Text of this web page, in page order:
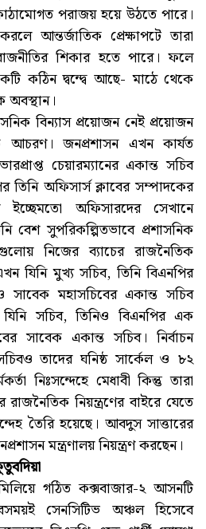
পরাজয় হয়ে উঠতে পারে।
আন্তর্জাতিক প্রেক্ষাপটে তারা
শিকার হতে পারে। ফলে
কঠিন দ্বন্দ্বে আছে- মাঠে থেকে
অবস্থান।
বিন্যাস প্রয়োজন নেই প্রয়োজন
আচরণ। জনপ্রশাসন এখন কার্যত
চেয়ারম্যানের একান্ত সচিব
তিনি অফিসার্স ক্লাবের সম্পাদকের
অফিসারদের সেখানে
বেশ সুপরিকল্পিতভাবে প্রশাসনিক
নিজের ব্যাচের রাজনৈতিক
যিনি মুখ্য সচিব, তিনি বিএনপির
মহাসচিবের একান্ত সচিব
যিনি সচিব, তিনিও বিএনপির এক
সাবেক একান্ত সচিব। নির্বাচন
তাদের ঘনিষ্ঠ সার্কেল ও ৮২
নিঃসন্দেহে মেধাবী কিন্তু তারা
নিয়ন্ত্রণের বাইরে যেতে
তৈরি হয়েছে। আবদুস সাত্তারের
মন্ত্রণালয় নিয়ন্ত্রণ করছেন।
গঠিত কক্সবাজার-২ আসনটি
সেনসিটিভ অঞ্চল হিসেবে